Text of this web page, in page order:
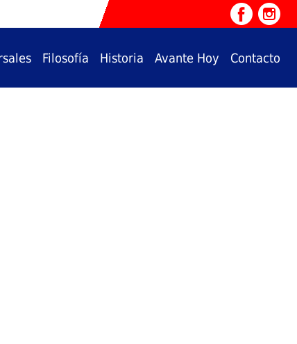
Filosofía Historia Avante Hoy Contacto